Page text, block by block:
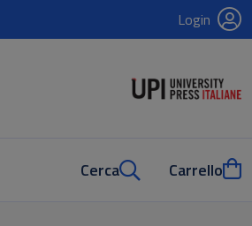
Login
Cerca Carrello